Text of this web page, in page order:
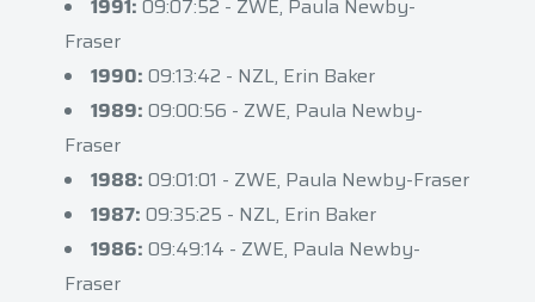
1991: 09:07:52 - ZWE, Paula Newby-
Fraser
1990: 09:13:42 - NZL, Erin Baker
1989: 09:00:56 - ZWE, Paula Newby-
Fraser
1988: 09:01:01 - ZWE, Paula Newby-Fraser
1987: 09:35:25 - NZL, Erin Baker
1986: 09:49:14 - ZWE, Paula Newby-
Fraser